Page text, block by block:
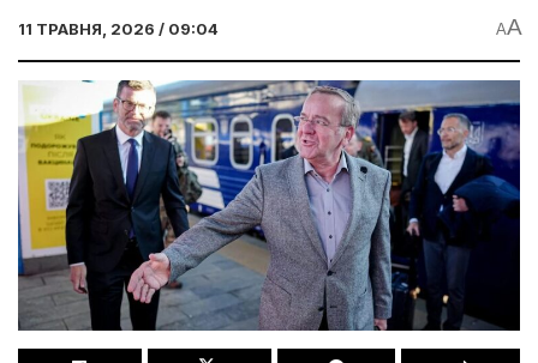
11 ТРАВНЯ, 2026 / 09:04 AA